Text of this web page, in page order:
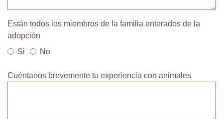
Están todos los miembros de la familia enterados de la
adopción
Si
No
Cuéntanos brevemente tu experiencia con animales